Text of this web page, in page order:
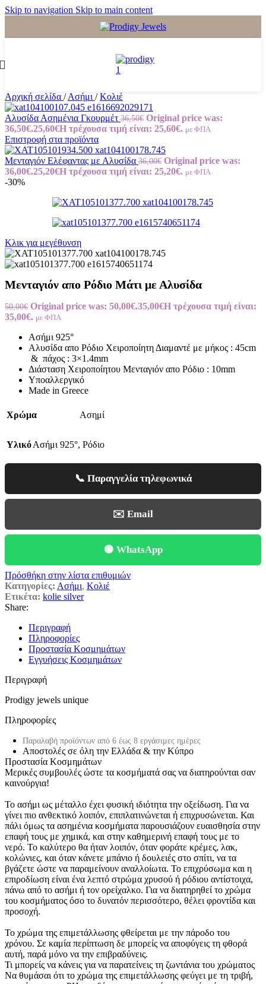
Skip to navigation Skip to main content
Αρχική σελίδα / Ασήμι / Κολιέ
Αλυσίδα Ασημένια Γκουρμέτ 36,50€ Original price was:
36,50€.25,60€Η τρέχουσα τιμή είναι: 25,60€. με ΦΠΑ
Επιστροφή στα προϊόντα
Μενταγιόν Ελέφαντας με Αλυσίδα 36,00€ Original price was:
36,00€.25,20€Η τρέχουσα τιμή είναι: 25,20€. με ΦΠΑ
-30%
Κλικ για μεγέθυνση
Μενταγιόν απο Ρόδιο Μάτι με Αλυσίδα
50,00€ Original price was: 50,00€.35,00€Η τρέχουσα τιμή είναι:
35,00€. με ΦΠΑ
Ασήμι 925°
Αλυσίδα απο Ρόδιο Χειροποίητη Διαμαντέ με μήκος : 45cm
& πάχος : 3×1.4mm
Διάσταση Χειροποίητου Μενταγιόν απο Ρόδιο : 10mm
Υποαλλεργικό
Made in Greece
Χρώμα Ασημί
ΥλικόΑσήμι 925°, Ρόδιο
📞 Παραγγελία τηλεφωνικά
✉️ Email
🟢 WhatsApp
Πρόσθήκη στην λίστα επιθυμιών
Κατηγορίες: Ασήμι, Κολιέ
Ετικέτα: kolie silver
Share:
Περιγραφή
Πληροφορίες
Προστασία Κοσμημάτων
Εγγυήσεις Κοσμημάτων
Περιγραφή
Prodigy jewels unique
Πληροφορίες
Παραλαβή προϊόντων από 6 έως 8 εργάσιμες ημέρες
Αποστολές σε όλη την Ελλάδα & την Κύπρο
Προστασία Κοσμημάτων
Μερικές συμβουλές ώστε τα κοσμήματά σας να διατηρούνται σαν
καινούργια!
Το ασήμι ως μέταλλο έχει φυσική ιδιότητα την οξείδωση. Για να
γίνει πιο ανθεκτικό λοιπόν, επιπλατινώνεται ή επιχρυσώνεται. Και
πάλι όμως τα ασημένια κοσμήματα παρουσιάζουν ευαισθησία στην
επαφή τους με χημικά, και στην καθημερινή επαφή τους με το
νερό. Το καλύτερο θα ήταν λοιπόν, όταν φοράτε κρέμες, λακ,
κολώνιες, και όταν κάνετε μπάνιο ή δουλειές στο σπίτι, να τα
βγάζετε ώστε να παραμείνουν αναλλοίωτα. Το επιχρύσωμα και η
επιροδίωση είναι ένα λεπτό στρώμα χρυσού ή ρόδιου αντίστοιχα,
πάνω από το ασήμι ή τον ορείχαλκο. Για να διατηρηθεί το χρώμα
του κοσμήματος όσο το δυνατόν περισσότερο, θέλει φροντίδα και
προσοχή.
Το χρώμα της επιμετάλλωσης φθείρεται με την πάροδο του
χρόνου. Σε καμία περίπτωση δε μπορείς να αποφύγεις τη φθορά
αυτή, παρά μόνο να την επιβραδύνεις.
Τι μπορείς να κάνεις για να παρατείνεις τη ζωντάνια του χρώματος
Να θυμάσαι ότι το χρώμα της επιμετάλλωσης φεύγει με τη τριβή,